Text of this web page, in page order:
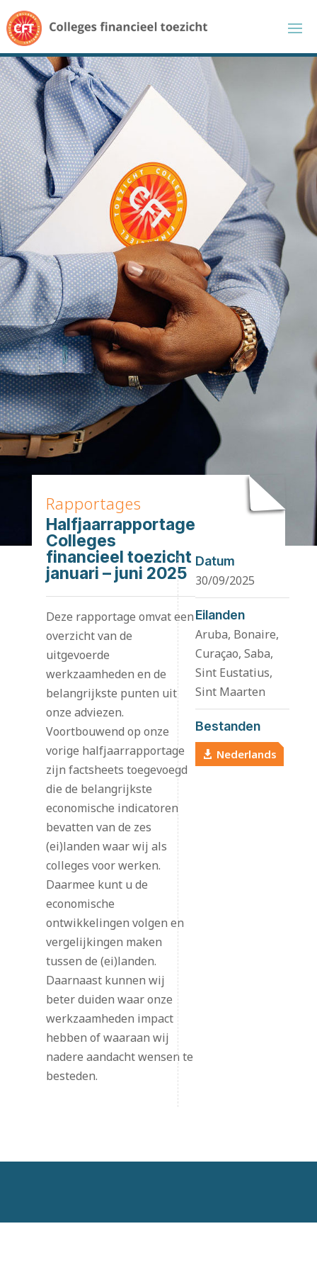
Rapportages
Halfjaarrapportage
Colleges
financieel toezicht
januari – juni 2025
Deze rapportage omvat een
overzicht van de
uitgevoerde
werkzaamheden en de
belangrijkste punten uit
onze adviezen.
Voortbouwend op onze
vorige halfjaarrapportage
zijn factsheets toegevoegd
die de belangrijkste
economische indicatoren
bevatten van de zes
(ei)landen waar wij als
colleges voor werken.
Daarmee kunt u de
economische
ontwikkelingen volgen en
vergelijkingen maken
tussen de (ei)landen.
Daarnaast kunnen wij
beter duiden waar onze
werkzaamheden impact
hebben of waaraan wij
nadere aandacht wensen te
besteden.
Datum
30/09/2025
Eilanden
Aruba, Bonaire,
Curaçao, Saba,
Sint Eustatius,
Sint Maarten
Bestanden
Nederlands
HOME